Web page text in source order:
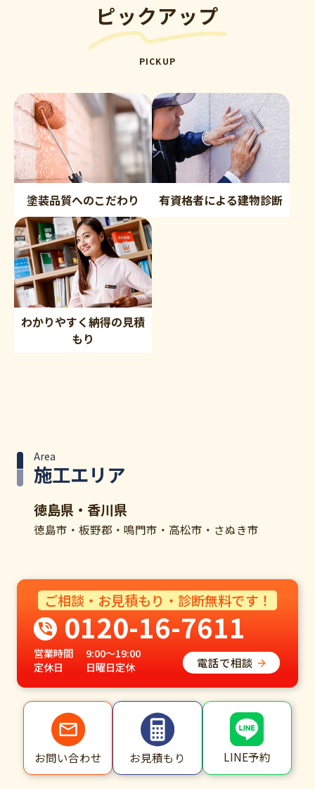
ピックアップ
PICKUP
塗装品質へのこだわり 有資格者による建物診断
わかりやすく納得の見積
もり
施工エリア
Area
徳島県・香川県
徳島市・板野郡・鳴門市・高松市・さぬき市
ご相談・お見積もり・診断無料です！
0120-16-7611
営業時間
9:00～19:00
定休日
日曜日定休 電話で相談
お問い合わせ お見積もり LINE予約